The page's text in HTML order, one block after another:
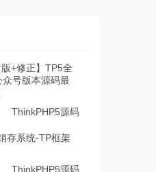
版+修正】TP5全
号版本源码最
ThinkPHP5源码
存系统-TP框架
ThinkPHP5源码